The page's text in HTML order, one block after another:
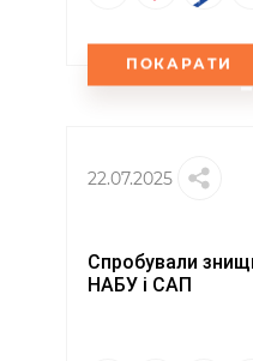
ПОКАРАТИ
22.07.2025
Спробували
НАБУ і САП